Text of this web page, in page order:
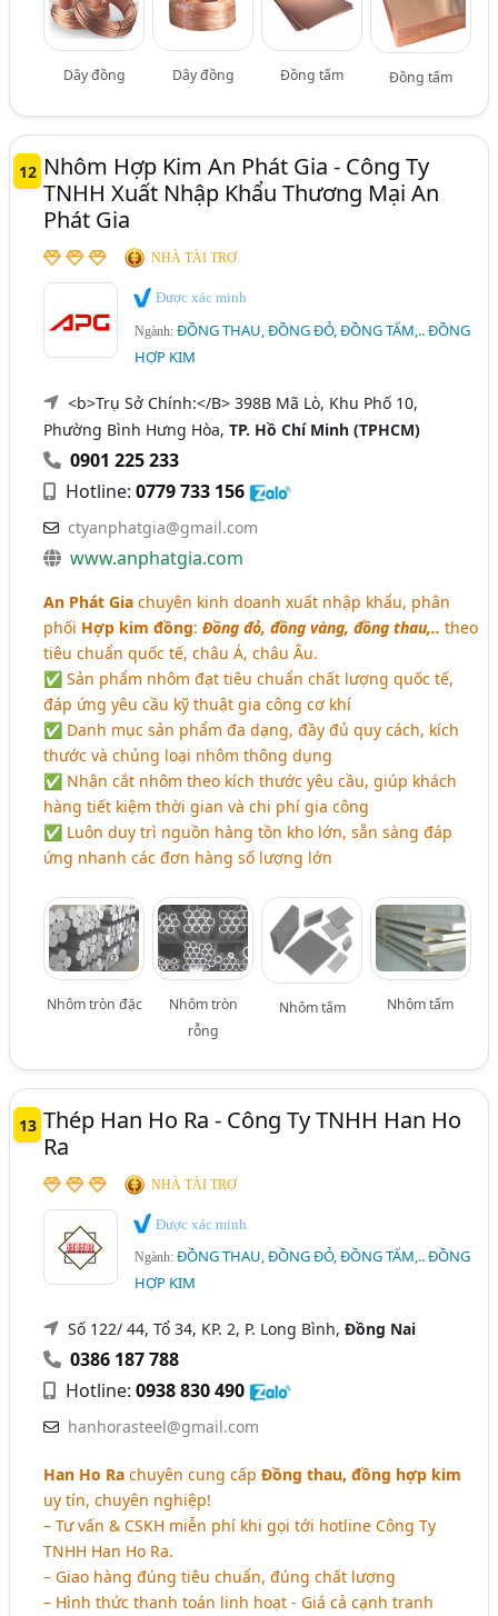
Dây đồng Dây đồng Đồng tấm Đồng tấm
12 Nhôm Hợp Kim An Phát Gia - Công Ty
TNHH Xuất Nhập Khẩu Thương Mại An
Phát Gia
NHÀ TÀI TRỢ
Được xác minh
Ngành:ĐỒNG THAU, ĐỒNG ĐỎ, ĐỒNG TẤM,.. ĐỒNG
HỢP KIM
<b>Trụ Sở Chính:</B> 398B Mã Lò, Khu Phố 10,
Phường Bình Hưng Hòa,TP. Hồ Chí Minh (TPHCM)
0901 225 233
Hotline:0779 733 156
ctyanphatgia@gmail.com
www.anphatgia.com
An Phát Gia chuyên kinh doanh xuất nhập khẩu, phân
phối Hợp kim đồng:Đồng đỏ, đồng vàng, đồng thau,.. theo
tiêu chuẩn quốc tế, châu Á, châu Âu.
✅ Sản phẩm nhôm đạt tiêu chuẩn chất lượng quốc tế,
đáp ứng yêu cầu kỹ thuật gia công cơ khí
✅ Danh mục sản phẩm đa dạng, đầy đủ quy cách, kích
thước và chủng loại nhôm thông dụng
✅ Nhận cắt nhôm theo kích thước yêu cầu, giúp khách
hàng tiết kiệm thời gian và chi phí gia công
✅ Luôn duy trì nguồn hàng tồn kho lớn, sẵn sàng đáp
ứng nhanh các đơn hàng số lượng lớn
Nhôm tròn đặc
Nhôm tròn
rỗng
Nhôm tấm Nhôm tấm
13 Thép Han Ho Ra - Công Ty TNHH Han Ho
Ra
NHÀ TÀI TRỢ
Được xác minh
Ngành:ĐỒNG THAU, ĐỒNG ĐỎ, ĐỒNG TẤM,.. ĐỒNG
HỢP KIM
Số 122/ 44, Tổ 34, KP. 2, P. Long Bình,Đồng Nai
0386 187 788
Hotline:0938 830 490
hanhorasteel@gmail.com
Han Ho Ra chuyên cung cấpĐồng thau, đồng hợp kim
uy tín, chuyên nghiệp!
– Tư vấn & CSKH miễn phí khi gọi tới hotline Công Ty
TNHH Han Ho Ra.
– Giao hàng đúng tiêu chuẩn, đúng chất lượng
– Hình thức thanh toán linh hoạt - Giá cả cạnh tranh